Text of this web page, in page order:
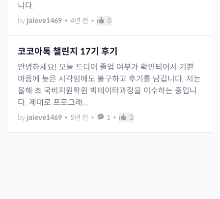
니다.
by jaieve1469 • 4년 전 • 0
코코아톡 챌린지 17기 후기
안녕하세요! 오늘 드디어 졸업 여부가 확인되어서 기쁜
마음에 늦은 시각임에도 불구하고 후기를 남깁니다. 저는
올해 초 국비지원학원 빅데이터과정을 이수하는 중입니
다. 제대로 프로그래...
by jaieve1469 • 5년 전 • 1 • 3